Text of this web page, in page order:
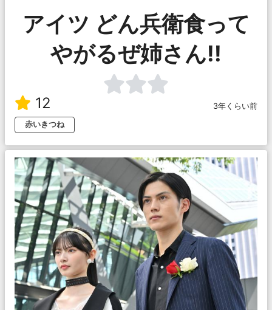
アイツ どん兵衛食って
やがるぜ姉さん!!
12
3年くらい前
赤いきつね